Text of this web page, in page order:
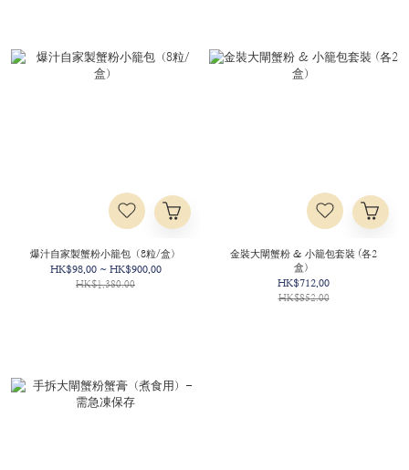
爆汁自家製蟹粉小籠包（8粒/盒）
HK$98.00 ~ HK$900.00
HK$1,380.00
金裝大閘蟹粉 & 小籠包套裝 (各2
盒）
HK$712.00
HK$852.00